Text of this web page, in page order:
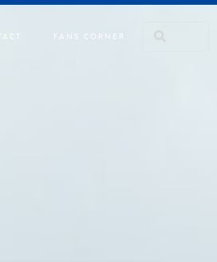
FANS CORNER